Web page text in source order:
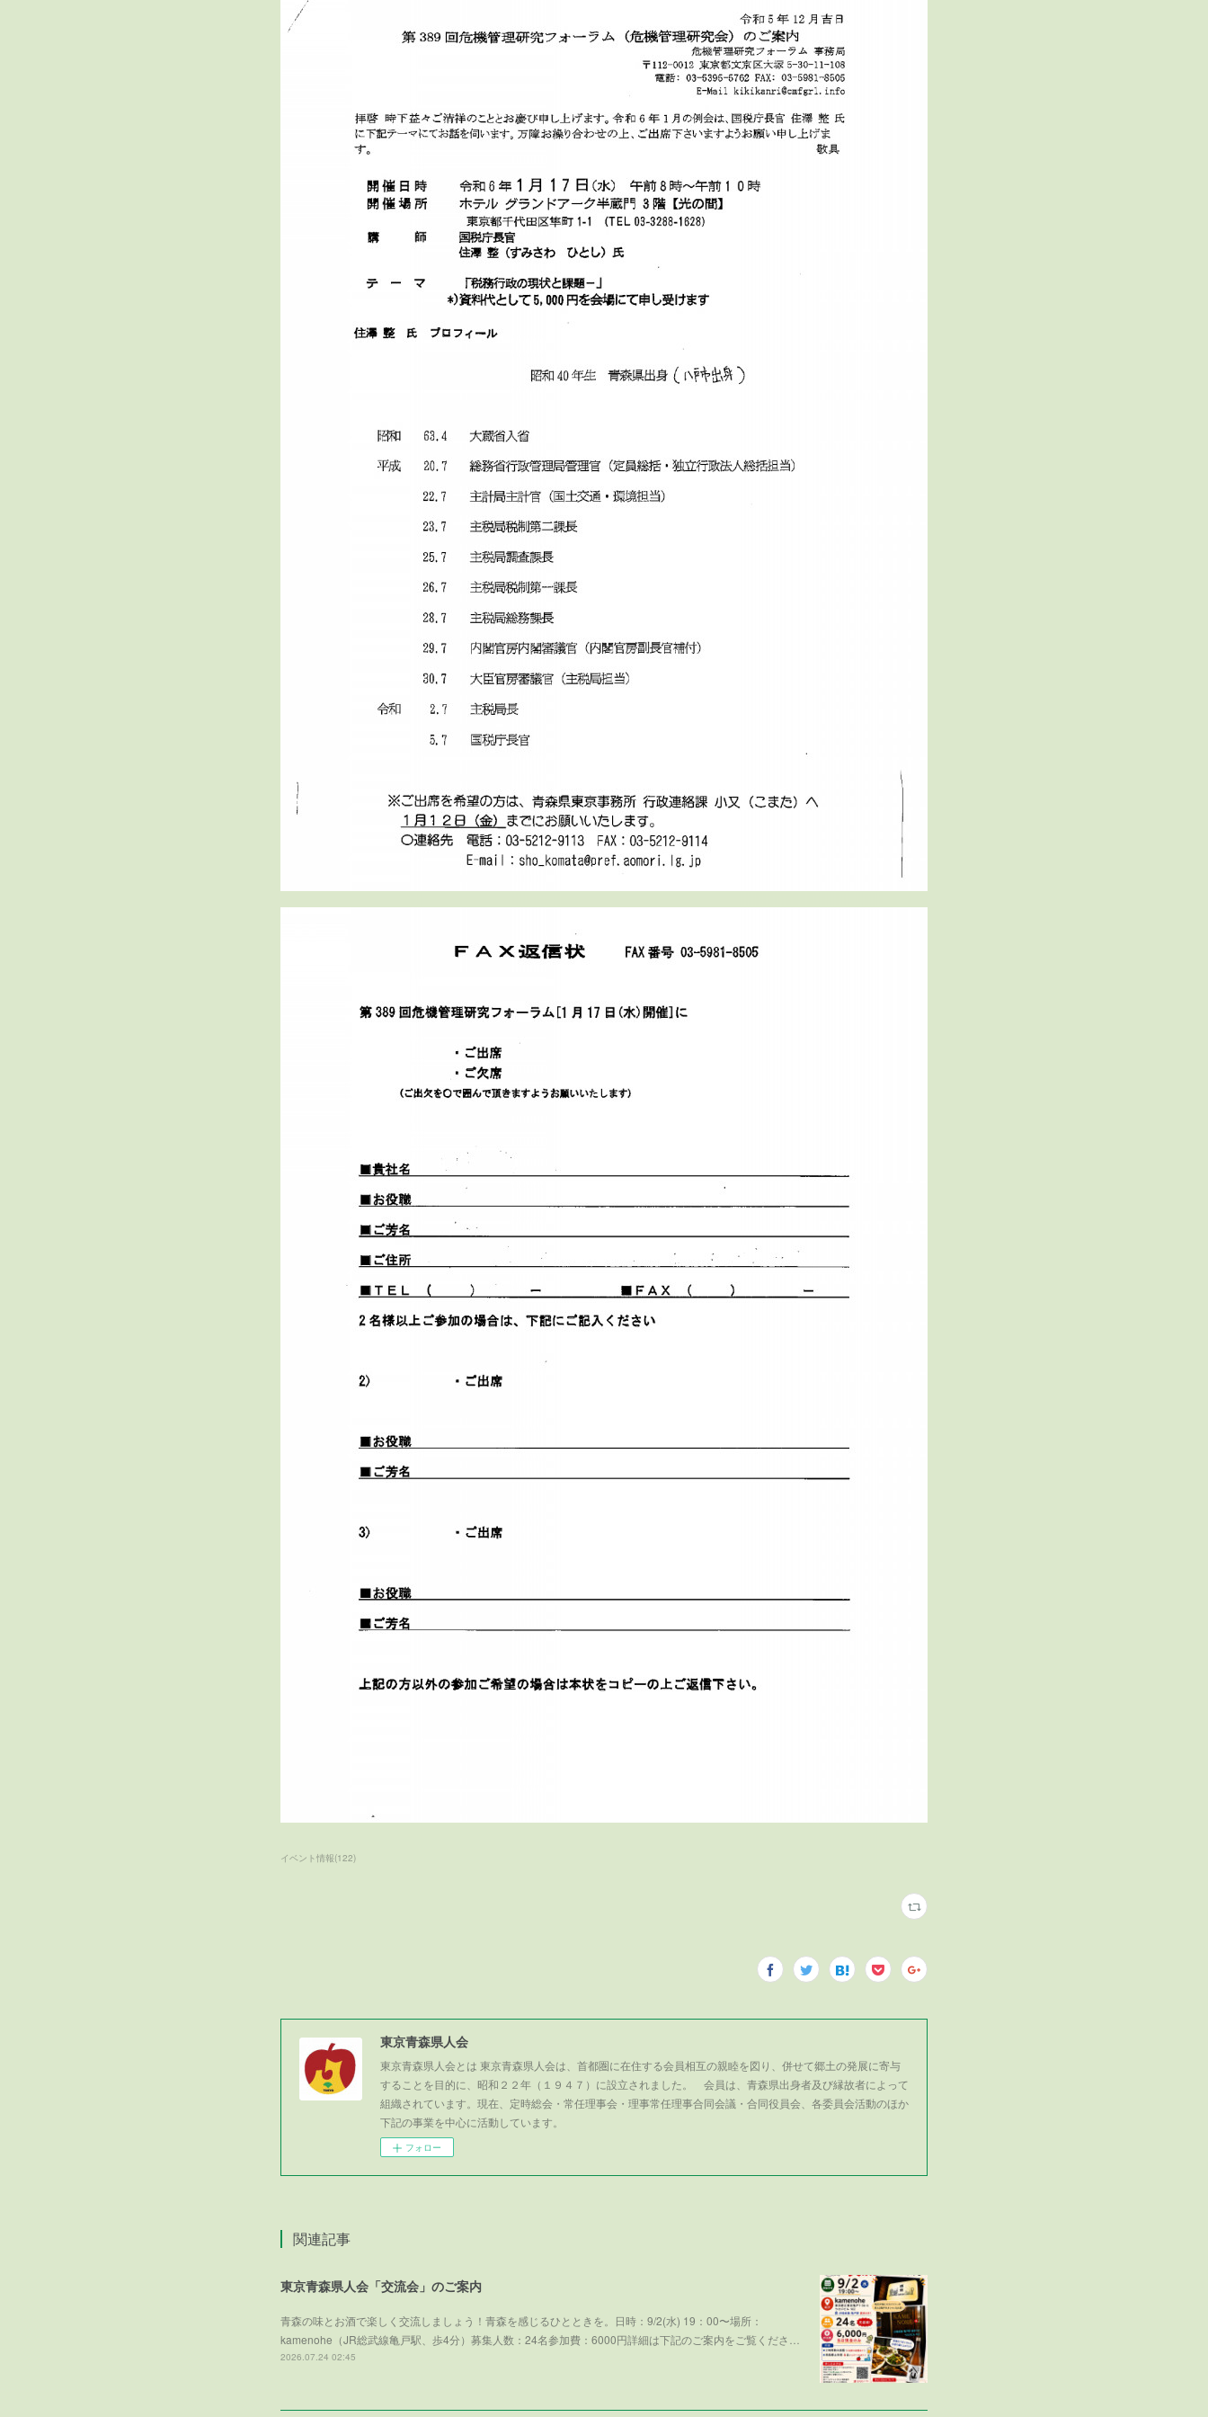
イベント情報(122)
東京青森県人会
東京青森県人会とは 東京青森県人会は、首都圏に在住する会員相互の親睦を図り、併せて郷土の発展に寄与
することを目的に、昭和２２年（１９４７）に設立されました。 会員は、青森県出身者及び縁故者によって
組織されています。現在、定時総会・常任理事会・理事常任理事合同会議・合同役員会、各委員会活動のほか
下記の事業を中心に活動しています。
フォロー
関連記事
東京青森県人会「交流会」のご案内
青森の味とお酒で楽しく交流しましょう！青森を感じるひとときを。日時：9/2(水) 19：00〜場所：
kamenohe（JR総武線亀戸駅、歩4分）募集人数：24名参加費：6000円詳細は下記のご案内をご覧くださ…
2026.07.24 02:45